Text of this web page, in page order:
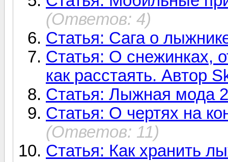
(Ответов: 4)
Статья: Сага о
Статья: О снежинках,
как расстаять. Автор
Статья: Лыжная мода
Статья: О чертях на
(Ответов: 11)
Статья: Как хранить